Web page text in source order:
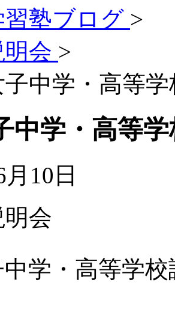
習塾ブログ >
明会 >
中学・高等
中学・高等
10日
明会
学・高等学